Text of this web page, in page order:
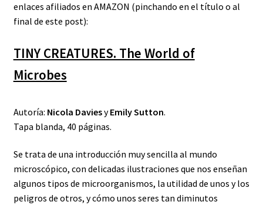
enlaces afiliados en AMAZON (pinchando en el título o al
final de este post):
TINY CREATURES. The World of
Microbes
Autoría: Nicola DaviesyEmily Sutton.
Tapa blanda, 40 páginas.
Se trata de una introducción muy sencilla al mundo
microscópico, con delicadas ilustraciones que nos enseñan
algunos tipos de microorganismos, la utilidad de unos y los
peligros de otros, y cómo unos seres tan diminutos